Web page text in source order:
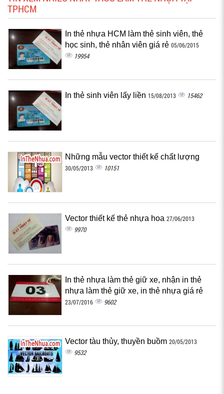
TPHCM
In thẻ nhựa HCM làm thẻ sinh viên, thẻ
học sinh, thẻ nhân viên giá rẻ 05/06/2015
19954
In thẻ sinh viên lấy liền 15/08/2013 15462
Những mẫu vector thiết kế chất lượng
30/05/2013 10151
Vector thiết kế thẻ nhựa hoa 27/06/2013
9970
In thẻ nhựa làm thẻ giữ xe, nhận in thẻ
nhựa làm thẻ giữ xe, in thẻ nhựa giá rẻ
23/07/2016 9602
Vector tàu thủy, thuyền buồm 20/05/2013
9532